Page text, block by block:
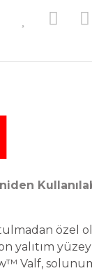
özel
yalıtım
Valf,